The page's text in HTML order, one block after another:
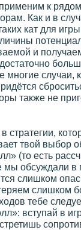
к
Как и в
кат для
и
многие случаи,
также не
стратегии,
твой выбор
(то есть
мы обсуждали
слишком
слишком
тебе
вступай в